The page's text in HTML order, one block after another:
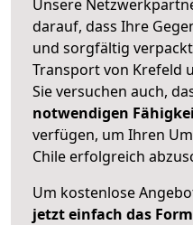
Unsere
darauf, dass Ihre
und sorgfältig
Transport von Krefeld
Sie versuchen auch,
notwendigen
verfügen, um Ihren
Chile erfolgreich
Um kostenlose
jetzt einfach das